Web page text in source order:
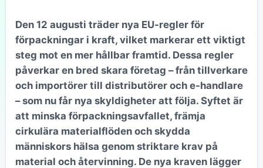
Den 12 augusti träder nya EU-regler för
förpackningar i kraft, vilket markerar ett viktigt
steg mot en mer hållbar framtid. Dessa regler
påverkar en bred skara företag – från tillverkare
och importörer till distributörer och e-handlare
– som nu får nya skyldigheter att följa. Syftet är
att minska förpackningsavfallet, främja
cirkulära materialflöden och skydda
människors hälsa genom striktare krav på
material och återvinning. De nya kraven lägger